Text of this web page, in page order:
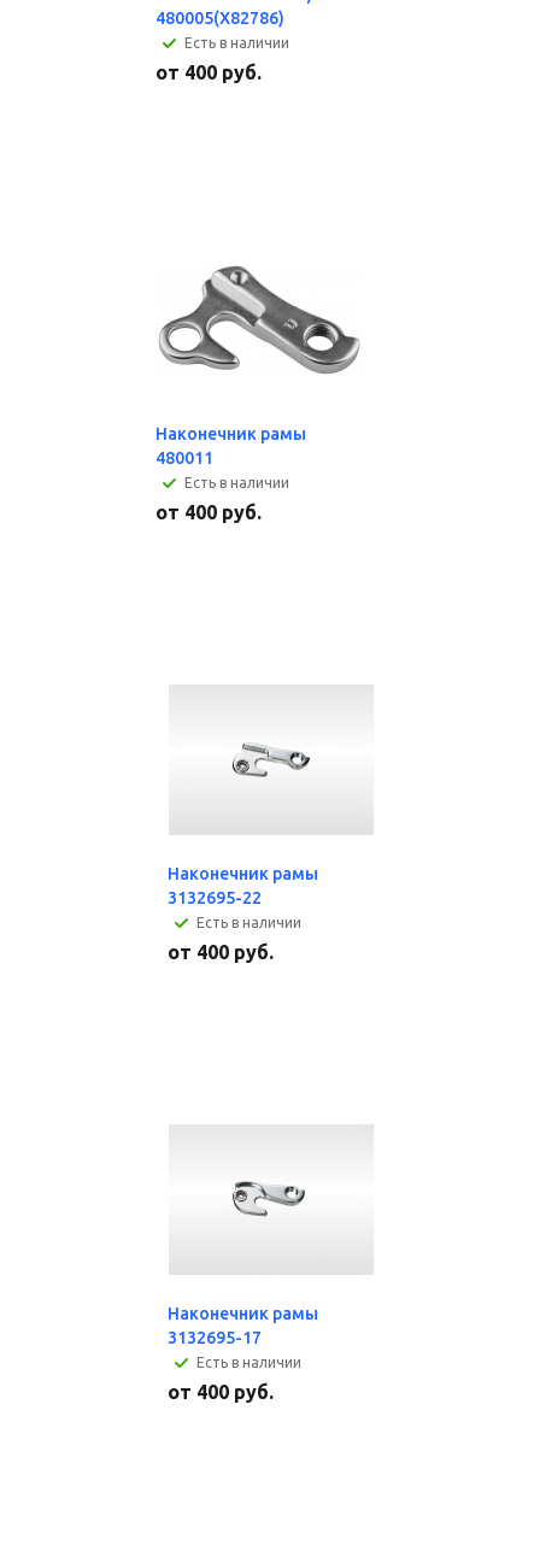
480005(X82786)
Есть в наличии
от 400 руб.
Наконечник рамы
480011
Есть в наличии
от 400 руб.
Наконечник рамы
3132695-22
Есть в наличии
от 400 руб.
Наконечник рамы
3132695-17
Есть в наличии
от 400 руб.